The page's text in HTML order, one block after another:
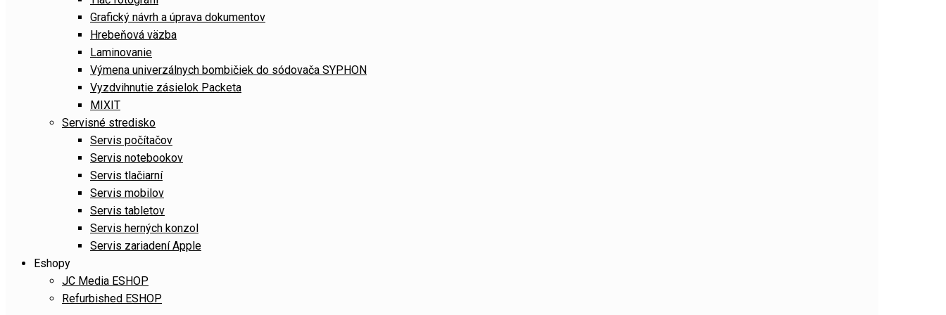
Grafický návrh a úprava dokumentov
Hrebeňová väzba
Laminovanie
Výmena univerzálnych bombičiek do sódovača SYPHON
Vyzdvihnutie zásielok Packeta
MIXIT
Servisné stredisko
Servis počítačov
Servis notebookov
Servis tlačiarní
Servis mobilov
Servis tabletov
Servis herných konzol
Servis zariadení Apple
Eshopy
JC Media ESHOP
Refurbished ESHOP